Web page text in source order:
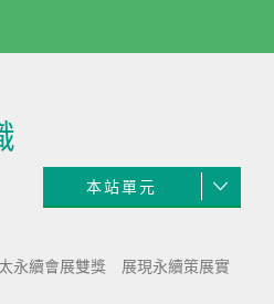
本站單元
永續會展雙獎 展現永續策展實